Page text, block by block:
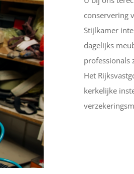
conservering
Stijlkamer
dagelijks
professionals
Het
kerkelijke